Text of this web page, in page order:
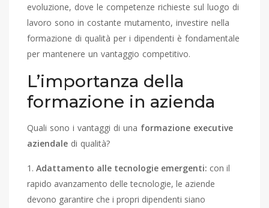
evoluzione, dove le competenze richieste sul luogo di
lavoro sono in costante mutamento, investire nella
formazione di qualità per i dipendenti è fondamentale
per mantenere un vantaggio competitivo.
L’importanza della
formazione in azienda
Quali sono i vantaggi di una formazione executive
aziendale di qualità?
Adattamento alle tecnologie emergenti: con il
rapido avanzamento delle tecnologie, le aziende
devono garantire che i propri dipendenti siano